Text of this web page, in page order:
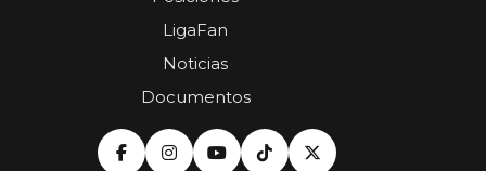
LigaFan
Noticias
Documentos